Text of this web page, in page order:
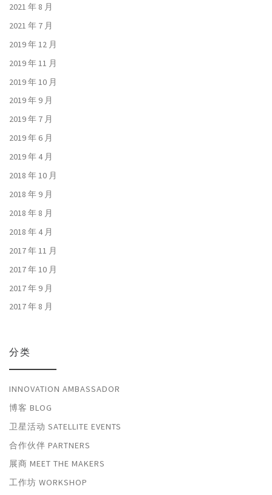
2021 年 8 月
2021 年 7 月
2019 年 12 月
2019 年 11 月
2019 年 10 月
2019 年 9 月
2019 年 7 月
2019 年 6 月
2019 年 4 月
2018 年 10 月
2018 年 9 月
2018 年 8 月
2018 年 4 月
2017 年 11 月
2017 年 10 月
2017 年 9 月
2017 年 8 月
分类
INNOVATION AMBASSADOR
博客 BLOG
卫星活动 SATELLITE EVENTS
合作伙伴 PARTNERS
展商 MEET THE MAKERS
工作坊 WORKSHOP